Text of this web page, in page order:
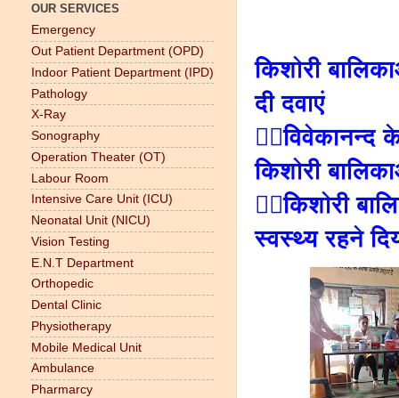
किशोरी
दी दवाएं
किशोरी
👉🏻किशोरी
स्वस्थ्य रहने
OUR SERVICES
Emergency
Out Patient Department (OPD)
Indoor Patient Department (IPD)
Pathology
X-Ray
Sonography
Operation Theater (OT)
Labour Room
Intensive Care Unit (ICU)
Neonatal Unit (NICU)
Vision Testing
E.N.T Department
Orthopedic
Dental Clinic
Physiotherapy
Mobile Medical Unit
Ambulance
Pharmarcy